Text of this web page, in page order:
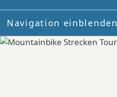
Navigation einblenden